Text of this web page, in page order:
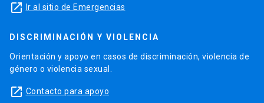
launch Ir al sitio de Emergencias
DISCRIMINACIÓN Y VIOLENCIA
Orientación y apoyo en casos de discriminación, violencia de
género o violencia sexual.
launch Contacto para apoyo